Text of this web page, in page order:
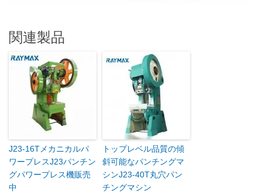
関連製品
J23-16Tメカニカルパ
ワープレスJ23パンチン
グパワープレス機販売
中
トップレベル品質の傾
斜可能なパンチングマ
シンJ23-40T丸穴パン
チングマシン